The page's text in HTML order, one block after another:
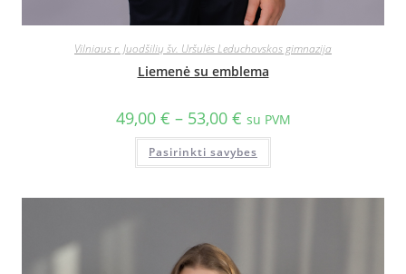
Vilniaus r. Juodšilių šv. Uršulės Leduchovskos gimnazija
Liemenė su emblema
49,00 € – 53,00 € su PVM
Pasirinkti savybes